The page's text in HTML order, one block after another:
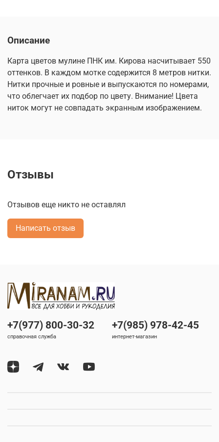
Описание
Карта цветов мулине ПНК им. Кирова насчитывает 550
оттенков. В каждом мотке содержится 8 метров нитки.
Нитки прочные и ровные и выпускаются по номерами,
что облегчает их подбор по цвету. Внимание! Цвета
ниток могут не совпадать экранным изображением.
Отзывы
Отзывов еще никто не оставлял
Написать отзыв
+7(977) 800-30-32
справочная служба
+7(985) 978-42-45
интернет-магазин